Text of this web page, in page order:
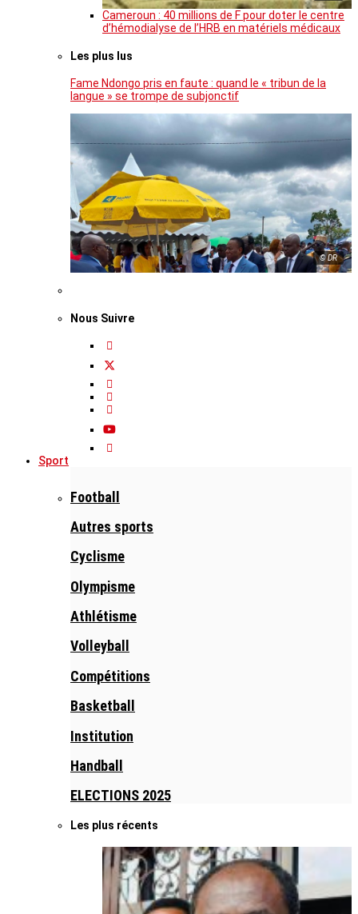
Cameroun : 40 millions de F pour doter le centre
d’hémodialyse de l’HRB en matériels médicaux
Les plus lus
Fame Ndongo pris en faute : quand le « tribun de la
langue » se trompe de subjonctif
© DR
Nous Suivre
Sport
Football
Autres sports
Cyclisme
Olympisme
Athlétisme
Volleyball
Compétitions
Basketball
Institution
Handball
ELECTIONS 2025
Les plus récents